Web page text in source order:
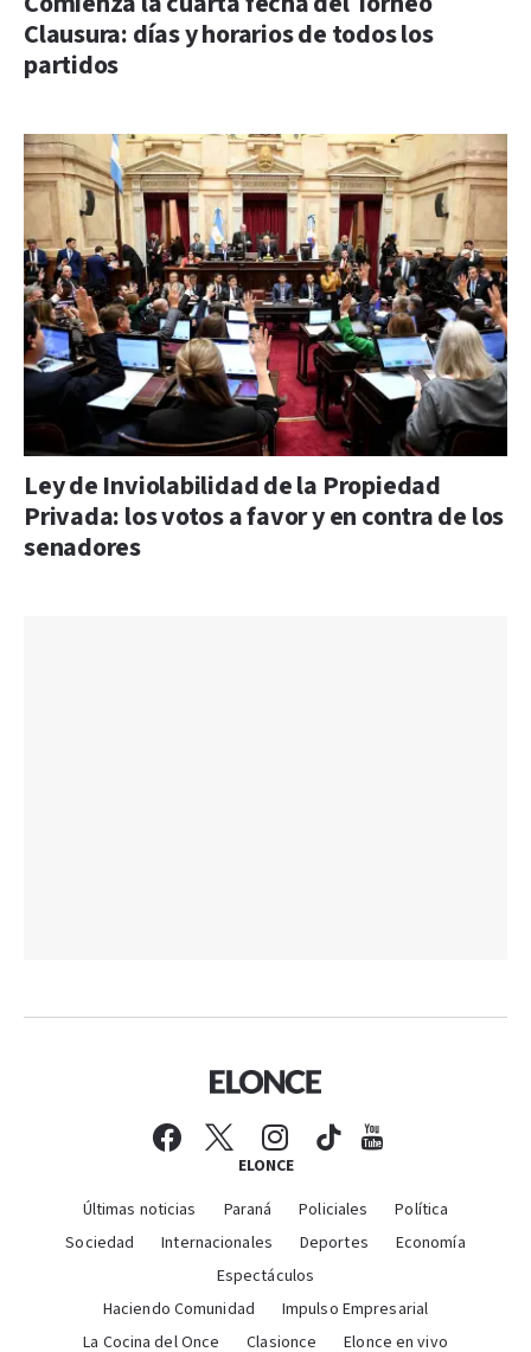
Clausura: días y horarios de todos los
partidos
Ley de Inviolabilidad de la Propiedad
Privada: los votos a favor y en contra de los
senadores
ELONCE
Últimas noticias Paraná Policiales
Política
Sociedad
Internacionales Deportes
Economía
Espectáculos
Haciendo Comunidad
Impulso Empresarial
La Cocina del Once
Clasionce Elonce en vivo